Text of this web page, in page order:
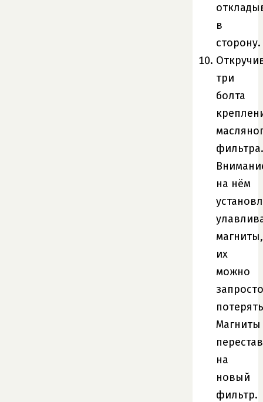
в
сторону.
три
болта
фильтра.
на нём
магниты,
их
можно
запросто
Магниты
на
новый
фильтр.